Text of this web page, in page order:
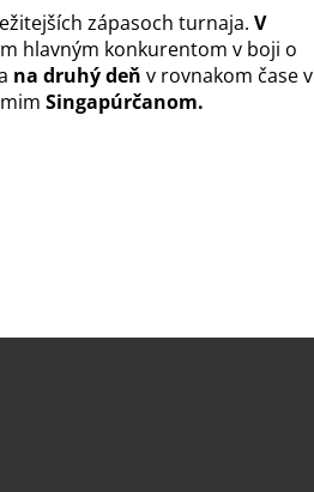
zápasoch turnaja. V
hlavným konkurentom v boji o
na druhý deň v rovnakom čase v
Singapúrčanom.